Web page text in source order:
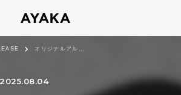
オリジナルアルバム表題曲「Wonder!」8/13(水)先行配信！歌詞先行公開・初オ...
2025.08.04